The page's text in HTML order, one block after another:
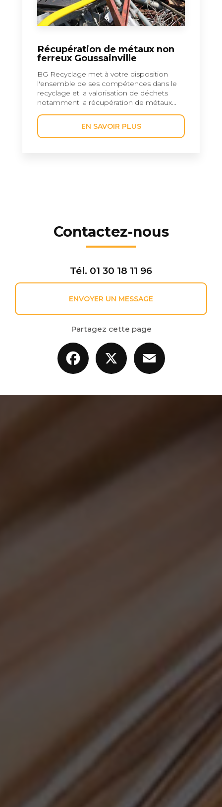
Récupération de métaux non
ferreux Goussainville
BG Recyclage met à votre disposition
l'ensemble de ses compétences dans le
recyclage et la valorisation de déchets
notamment la récupération de métaux...
EN SAVOIR PLUS
Contactez-nous
Tél. 01 30 18 11 96
ENVOYER UN MESSAGE
Partagez cette page
Facebook